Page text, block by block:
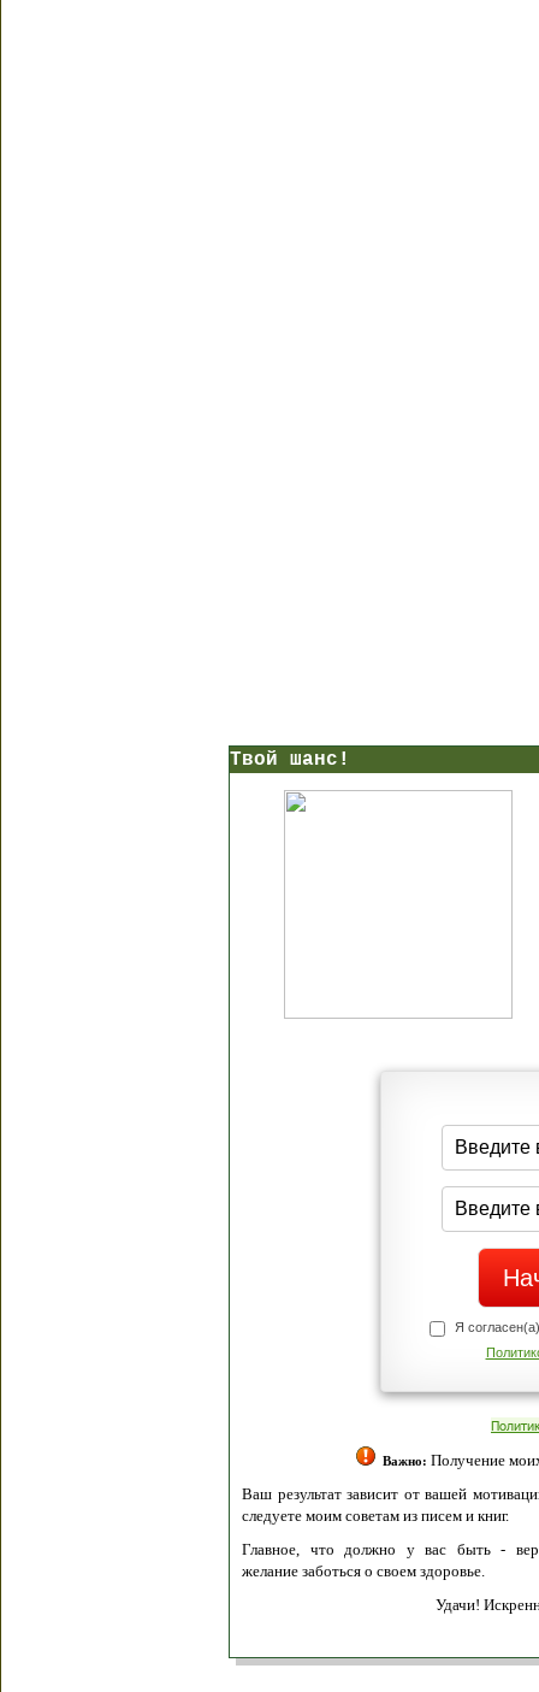
Твой шанс!
Я
Важно: Получение
Ваш результат зависит от вашей
следуете моим советам из писем и книг.
Главное, что должно у вас быть -
желание заботься о своем здоровье.
Удачи!